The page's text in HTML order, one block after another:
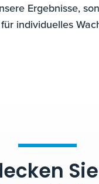
Ergebnisse,
individuelles